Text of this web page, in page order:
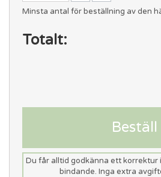
Minsta antal för beställning av den
Totalt:
Beställ
Du får alltid godkänna ett korrektur
bindande. Inga extra